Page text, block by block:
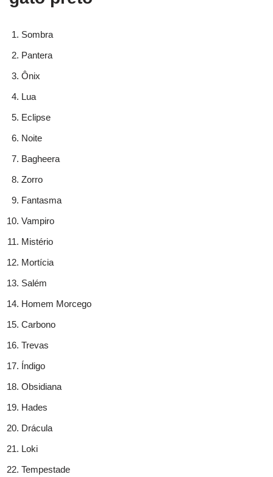
Sombra
Pantera
Ônix
Lua
Eclipse
Noite
Bagheera
Zorro
Fantasma
Vampiro
Mistério
Mortícia
Salém
Homem Morcego
Carbono
Trevas
Índigo
Obsidiana
Hades
Drácula
Loki
Tempestade